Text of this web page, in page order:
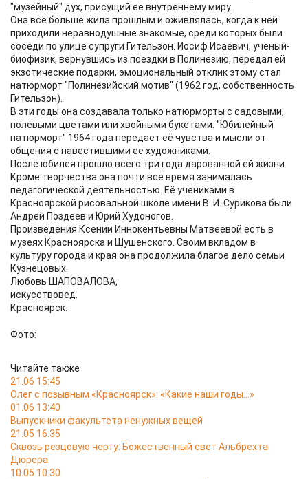
"музейный" дух, присущий её внутреннему миру.
Она всё больше жила прошлым и оживлялась, когда к ней
приходили неравнодушные знакомые, среди которых были
соседи по улице супруги Гительзон. Иосиф Исаевич, учёный-
биофизик, вернувшись из поездки в Полинезию, передал ей
экзотические подарки, эмоциональный отклик этому стал
натюрморт "Полинезийский мотив" (1962 год, собственность
Гительзон).
В эти годы она создавала только натюрморты с садовыми,
полевыми цветами или хвойными букетами. "Юбилейный
натюрморт" 1964 года передает её чувства и мысли от
общения с навестившими её художниками.
После юбилея прошло всего три года дарованной ей жизни.
Кроме творчества она почти всё время занималась
педагогической деятельностью. Её учениками в
Красноярской рисовальной школе имени В. И. Сурикова были
Андрей Поздеев и Юрий Худоногов.
Произведения Ксении Иннокентьевны Матвеевой есть в
музеях Красноярска и Шушенского. Своим вкладом в
культуру города и края она продолжила благое дело семьи
Кузнецовых.
Любовь ШАПОВАЛОВА,
искусствовед.
Красноярск.
Фото:
Читайте также
21.06 15:45
Олег с позывным «Красноярск»: «Какие наши годы…»
01.06 13:40
Выпускники факультета ненужных вещей
21.05 16:35
Сквозь резцовую черту: Божественный свет Альбрехта
Дюрера
10.05 10:30